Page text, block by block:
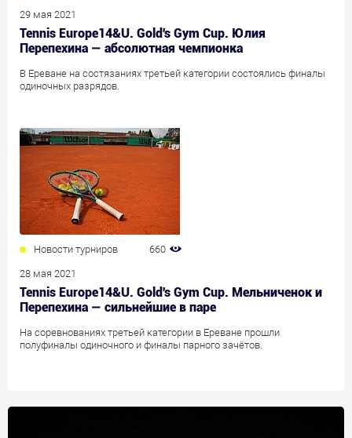
29 мая 2021
Tennis Europe14&U. Gold's Gym Cup. Юлия
Перепехина — абсолютная чемпионка
В Ереване на состязаниях третьей категории состоялись финалы
одиночных разрядов.
Новости турниров 660
28 мая 2021
Tennis Europe14&U. Gold's Gym Cup. Мельниченок и
Перепехина — сильнейшие в паре
На соревнованиях третьей категории в Ереване прошли
полуфиналы одиночного и финалы парного зачётов.